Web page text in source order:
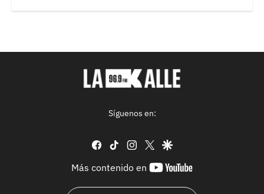
Síguenos en:
facebook
tiktok instagram
twittergoogle
Más contenido en
youtube-